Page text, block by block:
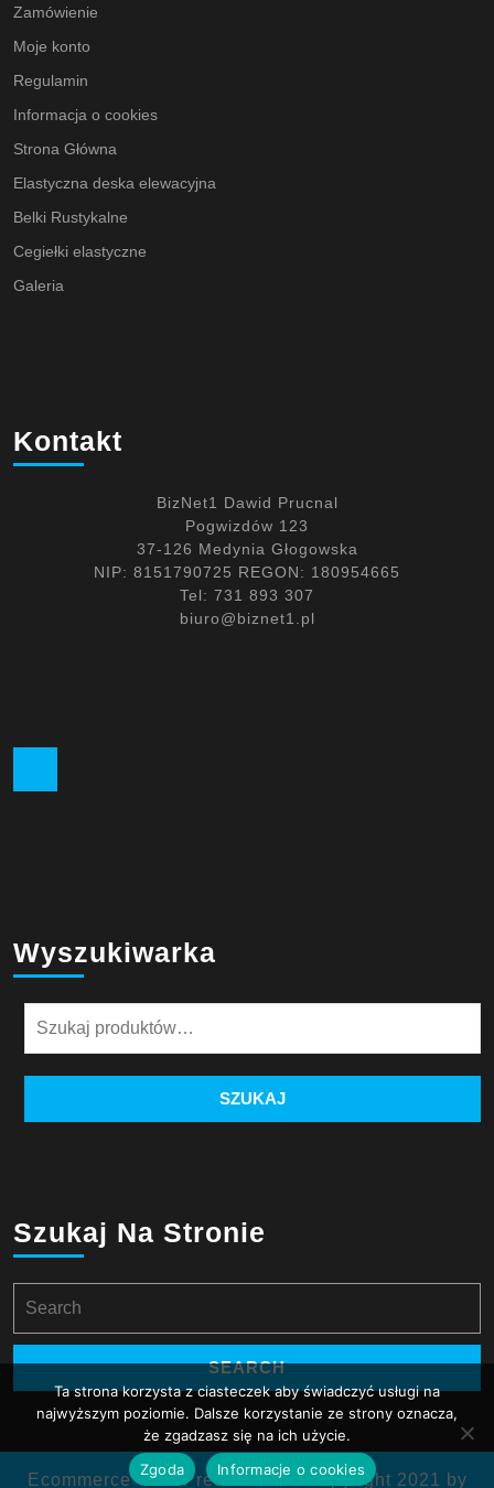
Zamówienie
Moje konto
Regulamin
Informacja o cookies
Strona Główna
Elastyczna deska elewacyjna
Belki Rustykalne
Cegiełki elastyczne
Galeria
Kontakt
BizNet1 Dawid Prucnal
Pogwizdów 123
37-126 Medynia Głogowska
NIP: 8151790725 REGON: 180954665
Tel: 731 893 307
biuro@biznet1.pl
Wyszukiwarka
SZUKAJ
Szukaj Na Stronie
for:
Ecommerce WordPress ThemeCopyright 2021 by
Ta strona korzysta z ciasteczek aby świadczyć usługi na
najwyższym poziomie. Dalsze korzystanie ze strony oznacza,
że zgadzasz się na ich użycie.
Zgoda
Informacje o cookies